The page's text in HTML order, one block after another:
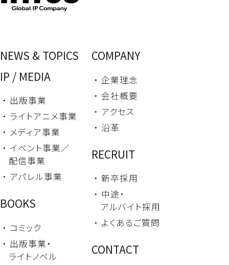
NEWS & TOPICS
IP / MEDIA
・ 出版事業
・ ライトアニメ事業
・ メディア事業
・ イベント事業／
配信事業
・ アパレル事業
BOOKS
・ コミック
・ 出版事業・
ライトノベル
COMPANY
・ 企業理念
・ 会社概要
・ アクセス
・ 沿革
RECRUIT
・ 新卒採用
・ 中途・
アルバイト採用
・ よくあるご質問
CONTACT